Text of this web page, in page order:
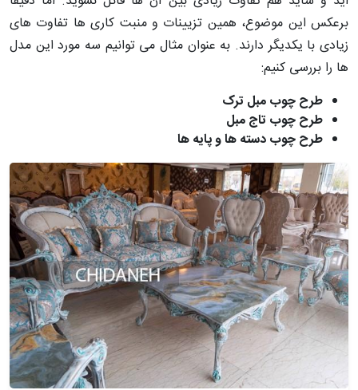
برعکس این موضوع، همین تزیینات و منبت کاری ها تفاوت های
زیادی با یکدیگر دارند. به عنوان مثال می توانیم سه مورد این مدل
ها را بررسی کنیم:
طرح چوب مبل ترک
طرح چوب تاج مبل
طرح چوب دسته ها و پایه ها